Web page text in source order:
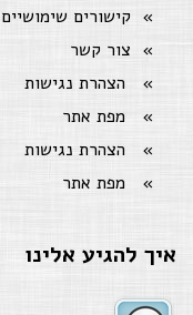
קישורים שימושיים
צור קשר
הצהרת נגישות
מפת אתר
הצהרת נגישות
מפת אתר
איך להגיע אלינו